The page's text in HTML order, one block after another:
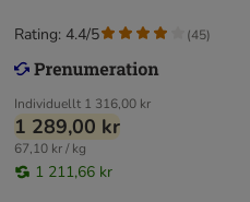
Individuellt 1 316,00 kr
1 289,00 kr
67,10 kr / kg
1 211,66 kr
Rating: 4.4/5 (45)